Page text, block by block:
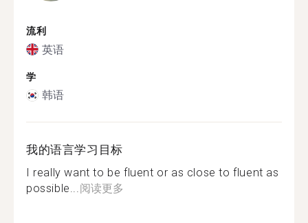
流利
英语
学
韩语
我的语言学习目标
I really want to be fluent or as close to fluent as
possible...阅读更多